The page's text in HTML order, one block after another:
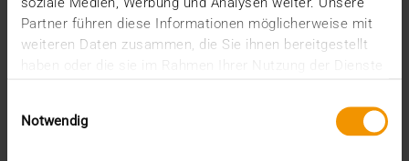
soziale Medien, Werbung und Analysen weiter. Unsere
Partner führen diese Informationen möglicherweise mit
weiteren Daten zusammen, die Sie ihnen bereitgestellt
haben oder die sie im Rahmen Ihrer Nutzung der Dienste
Notwendig
juin (1)
mars (1)
décembre (1)